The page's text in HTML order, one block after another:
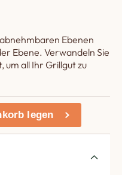
Ebenen
Ebene. Verwandeln Sie
um all Ihr Grillgut zu
legen